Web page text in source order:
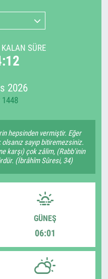
SÜRE
2026
1448
hepsinden vermiştir. Eğer
sayıp bitiremezsiniz.
karşı) çok zâlim, (Rabb'inin
(İbrâhîm Sûresi, 34)
GÜNEŞ
06:01